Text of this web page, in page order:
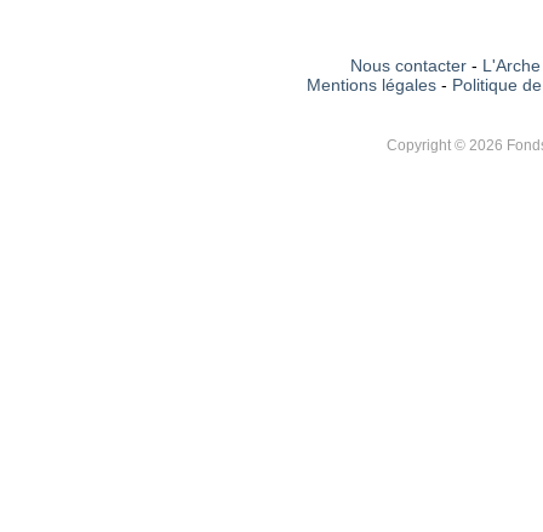
Nous contacter-
Mentions légales - Politique
Copyright © 2026